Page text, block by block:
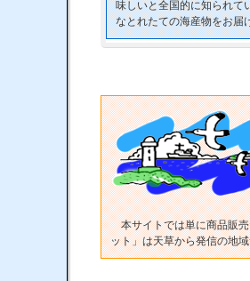
味しいと全国的に知られて
なとれたての海産物をお届
本サイトでは単に商品販売
ット」は天草から発信の地